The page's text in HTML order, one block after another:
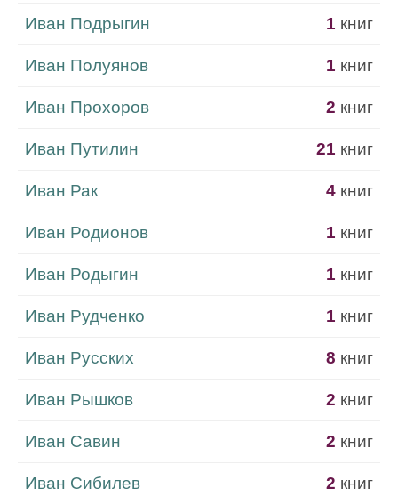
Иван Подрыгин 1 книг
Иван Полуянов 1 книг
Иван Прохоров 2 книг
Иван Путилин 21 книг
Иван Рак 4 книг
Иван Родионов 1 книг
Иван Родыгин 1 книг
Иван Рудченко 1 книг
Иван Русских 8 книг
Иван Рышков 2 книг
Иван Савин 2 книг
Иван Сибилев 2 книг